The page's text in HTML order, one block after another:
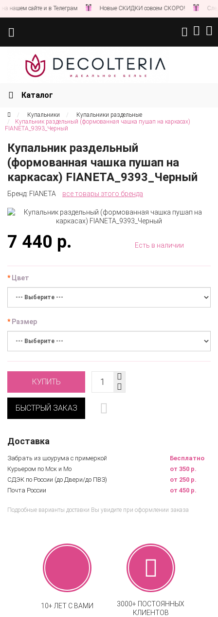
сайте и в Телеграм Новые СКИДКИ совсем СКОРО!
Каталог
Купальники
Купальники раздельные
Купальник раздельный (формованная чашка пушап на каркасах)
FIANETA_9393_Черный
Купальник раздельный
(формованная чашка пушап на
каркасах) FIANETA_9393_Черный
Бренд: FIANETA все товары этого бренда
7 440 р. Есть в наличии
Цвет
Размер
КУПИТЬ
БЫСТРЫЙ ЗАКАЗ
Доставка
Забрать из шоурума с примеркой
Бесплатно
Курьером по Мск и Мо
от 350 р.
СДЭК по России (до Двери/до ПВЗ)
от 250 р.
Почта России
от 450 р.
Подробные варианты доставки Вы увидите при оформлении заказа
10+ ЛЕТ С ВАМИ
3000+ ПОСТОЯННЫХ
КЛИЕНТОВ